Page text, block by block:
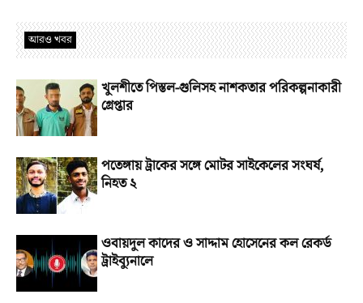
আরও খবর
খুলশীতে পিস্তল-গুলিসহ নাশকতার পরিকল্পনাকারী
গ্রেপ্তার
পতেঙ্গায় ট্রাকের সঙ্গে মোটর সাইকেলের সংঘর্ষ,
নিহত ২
ওবায়দুল কাদের ও সাদ্দাম হোসেনের কল রেকর্ড
ট্রাইব্যুনালে